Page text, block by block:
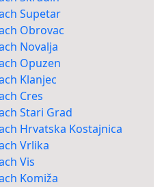
Supetar
Obrovac
Novalja
Opuzen
Klanjec
Cres
Stari Grad
Hrvatska Kostajnica
Vrlika
Vis
Komiža